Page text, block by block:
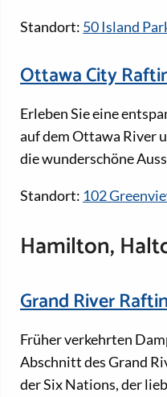
Standort: 50 Island
Ottawa City
Erleben Sie eine
auf dem Ottawa River
die wunderschöne
Standort: 102
Hamilton,
Grand River
Früher verkehrten
Abschnitt des Grand
der Six Nations, der